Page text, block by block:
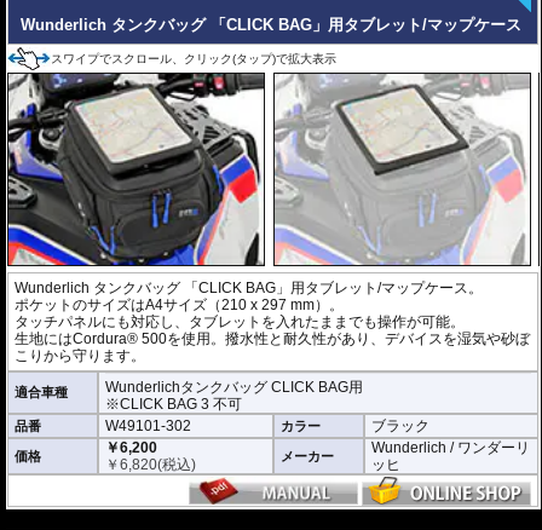
Wunderlich タンクバッグ 「CLICK BAG」用タブレット/マップケース
スワイプでスクロール、クリック(タップ)で拡大表示
Wunderlich タンクバッグ 「CLICK BAG」用タブレット/マップケース。
ポケットのサイズはA4サイズ（210 x 297 mm）。
タッチパネルにも対応し、タブレットを入れたままでも操作が可能。
生地にはCordura® 500を使用。撥水性と耐久性があり、デバイスを湿気や砂ぼ
こりから守ります。
適合車種
Wunderlichタンクバッグ CLICK BAG用
※CLICK BAG 3 不可
品番 W49101-302 カラー ブラック
価格
￥6,200
￥6,820(税込) メーカー
Wunderlich / ワンダーリ
ッヒ